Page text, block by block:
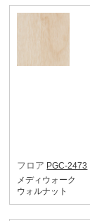
フロア PGC-2473
メディウォーク
ウォルナット